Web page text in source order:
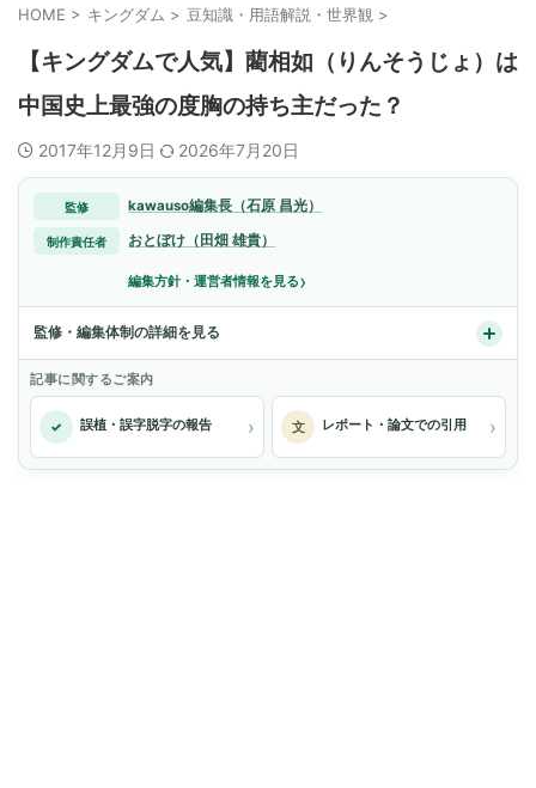
HOME > キングダム > 豆知識・用語解説・世界観 >
【キングダムで人気】藺相如（りんそうじょ）は
中国史上最強の度胸の持ち主だった？
2017年12月9日 2026年7月20日
監修 kawauso編集長（石原 昌光）
制作責任者 おとぼけ（田畑 雄貴）
編集方針・運営者情報を見る›
監修・編集体制の詳細を見る
記事に関するご案内
✓ 誤植・誤字脱字の報告 › 文 レポート・論文での引用 ›